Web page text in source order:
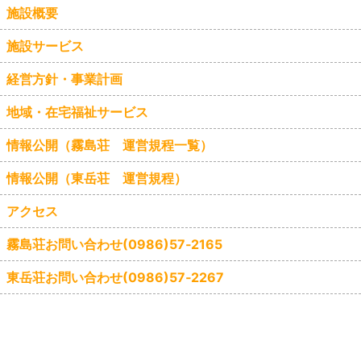
施設概要
施設サービス
経営方針・事業計画
地域・在宅福祉サービス
情報公開（霧島荘 運営規程一覧）
情報公開（東岳荘 運営規程）
アクセス
霧島荘お問い合わせ(0986)57‐2165
東岳荘お問い合わせ(0986)57‐2267